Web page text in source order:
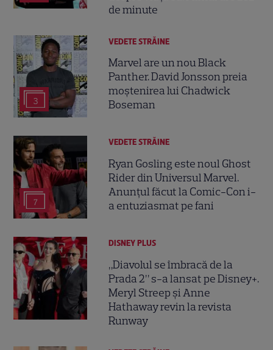
de minute
3
VEDETE STRĂINE
Marvel are un nou Black
Panther. David Jonsson preia
moștenirea lui Chadwick
Boseman
7
VEDETE STRĂINE
Ryan Gosling este noul Ghost
Rider din Universul Marvel.
Anunțul făcut la Comic-Con i-
a entuziasmat pe fani
DISNEY PLUS
„Diavolul se îmbracă de la
Prada 2” s-a lansat pe Disney+.
Meryl Streep și Anne
Hathaway revin la revista
Runway